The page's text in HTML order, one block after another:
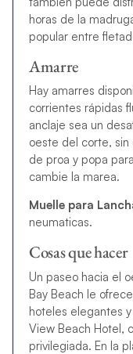
horas de la
popular entre
Amarre
Hay amarres
corrientes rápidas
anclaje sea un
oeste del corte,
de proa y popa
cambie la marea.
Muelle para
neumaticas.
Cosas que hacer
Un paseo hacia el
Bay Beach le
hoteles elegantes
View Beach Hotel,
privilegiada. En la